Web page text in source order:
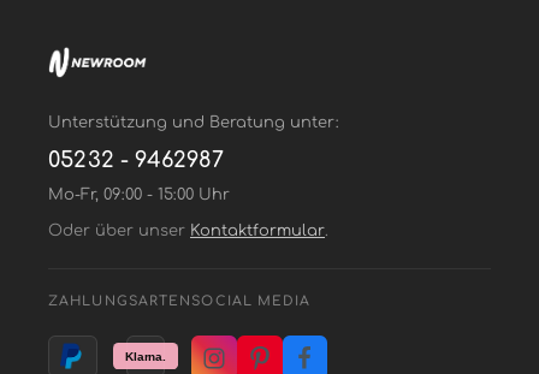
Unterstützung und Beratung unter:
05232 - 9462987
Mo-Fr, 09:00 - 15:00 Uhr
Oder über unser Kontaktformular.
ZAHLUNGSARTEN SOCIAL MEDIA